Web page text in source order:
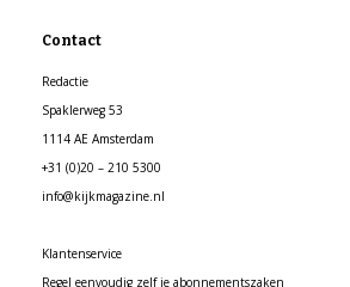
Contact
Redactie
Spaklerweg 53
1114 AE Amsterdam
+31 (0)20 – 210 5300
info@kijkmagazine.nl
Klantenservice
Regel eenvoudig zelf je abonnementszaken